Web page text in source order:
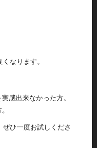
なります。
感出来なかった方。
ひ一度お試しくださ